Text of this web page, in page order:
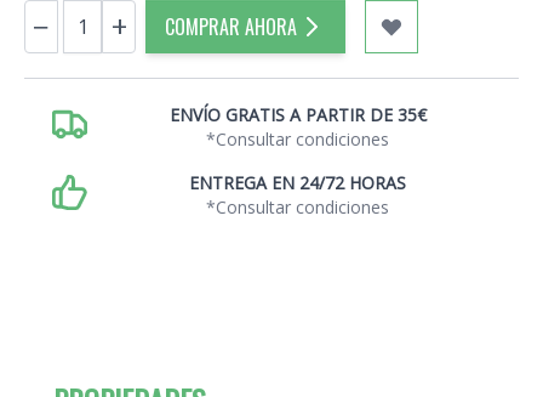
Cantidad
− + COMPRAR AHORA
ENVÍO GRATIS A PARTIR DE 35€
*Consultar condiciones
ENTREGA EN 24/72 HORAS
*Consultar condiciones